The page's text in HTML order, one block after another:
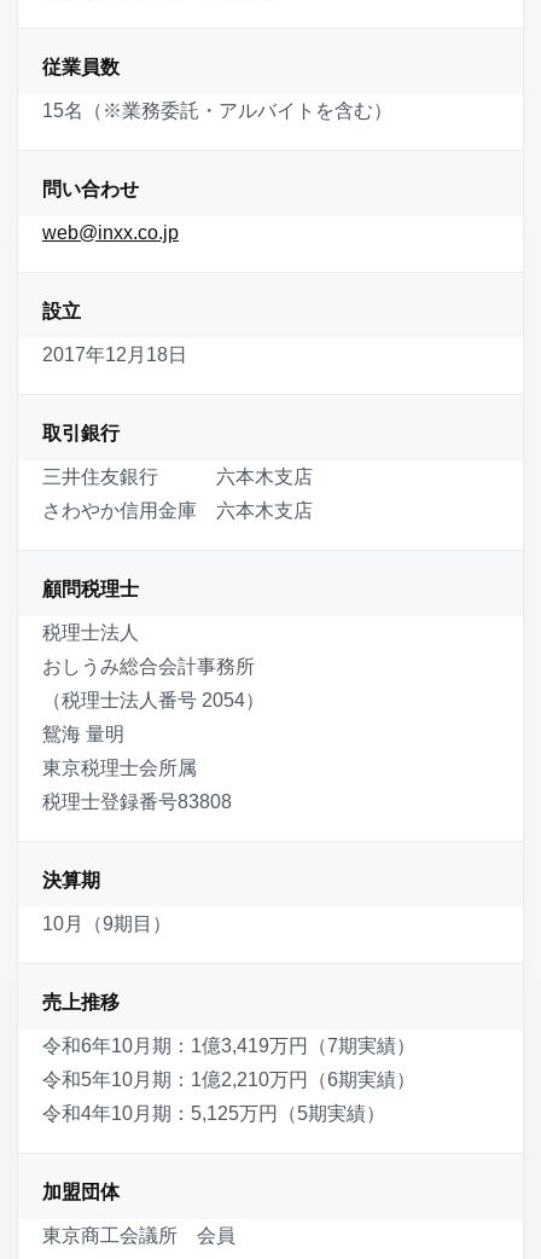
従業員数
15名（※業務委託・アルバイトを含む）
問い合わせ
web@inxx.co.jp
設立
2017年12月18日
取引銀行
三井住友銀行 六本木支店
さわやか信用金庫 六本木支店
顧問税理士
税理士法人
おしうみ総合会計事務所
（税理士法人番号 2054）
鴛海 量明
東京税理士会所属
税理士登録番号83808
決算期
10月（9期目）
売上推移
令和6年10月期：1億3,419万円（7期実績）
令和5年10月期：1億2,210万円（6期実績）
令和4年10月期：5,125万円（5期実績）
加盟団体
東京商工会議所 会員